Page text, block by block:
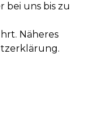
bei uns bis zu
Näheres